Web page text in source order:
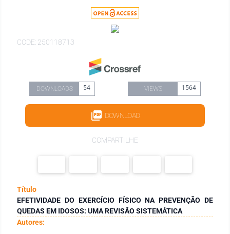
CODE: 250118713
DOWNLOADS 54 VIEWS 1564
DOWNLOAD
COMPARTILHE
Título
EFETIVIDADE DO EXERCÍCIO FÍSICO NA PREVENÇÃO DE
QUEDAS EM IDOSOS: UMA REVISÃO SISTEMÁTICA
Autores: